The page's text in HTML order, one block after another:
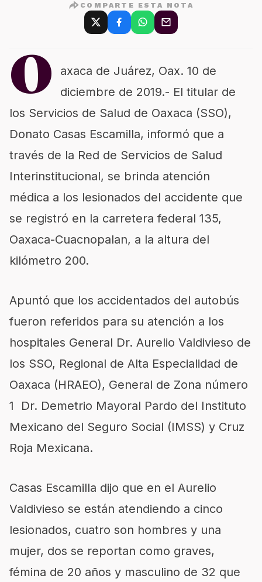
COMPARTE ESTA NOTA
O
axaca de Juárez, Oax. 10 de
diciembre de 2019.- El titular de
los Servicios de Salud de Oaxaca (SSO),
Donato Casas Escamilla, informó que a
través de la Red de Servicios de Salud
Interinstitucional, se brinda atención
médica a los lesionados del accidente que
se registró en la carretera federal 135,
Oaxaca-Cuacnopalan, a la altura del
kilómetro 200.
Apuntó que los accidentados del autobús
fueron referidos para su atención a los
hospitales General Dr. Aurelio Valdivieso de
los SSO, Regional de Alta Especialidad de
Oaxaca (HRAEO), General de Zona número
1 Dr. Demetrio Mayoral Pardo del Instituto
Mexicano del Seguro Social (IMSS) y Cruz
Roja Mexicana.
Casas Escamilla dijo que en el Aurelio
Valdivieso se están atendiendo a cinco
lesionados, cuatro son hombres y una
mujer, dos se reportan como graves,
fémina de 20 años y masculino de 32 que